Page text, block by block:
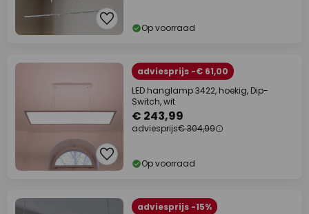
Op voorraad
adviesprijs -€ 61,00
LED hanglamp 3422, hoekig, Dip-
Switch, wit
€ 243,99
adviesprijs€ 304,99
Op voorraad
adviesprijs -15%